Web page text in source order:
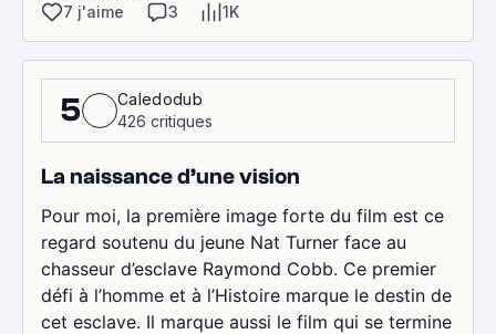
7 j'aime
3 1K
5
Caledodub
426 critiques
La naissance d’une vision
Pour moi, la première image forte du film est ce
regard soutenu du jeune Nat Turner face au
chasseur d’esclave Raymond Cobb. Ce premier
défi à l’homme et à l’Histoire marque le destin de
cet esclave. Il marque aussi le film qui se termine